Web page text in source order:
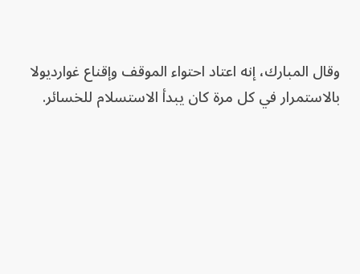
وقال المبارك، إنه اعتاد احتواء الموقف وإقناع غوارديولا
بالاستمرار في كل مرة كان يبدأ الاستسلام للخسائر.